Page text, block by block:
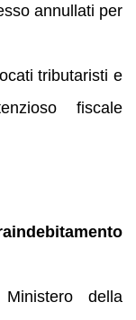
annullati per
tributaristi e
fiscale
della